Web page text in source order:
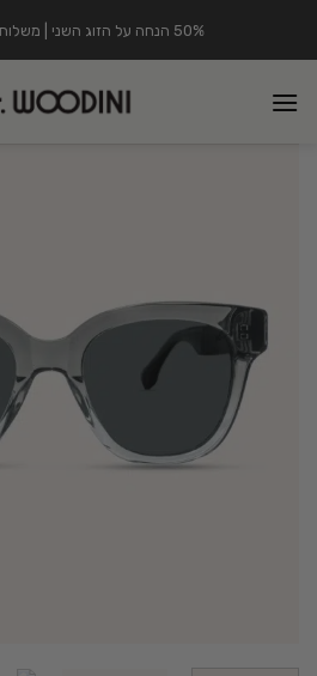
50% הנחה על הזוג השני | משלוח חינם בכל הזמנה